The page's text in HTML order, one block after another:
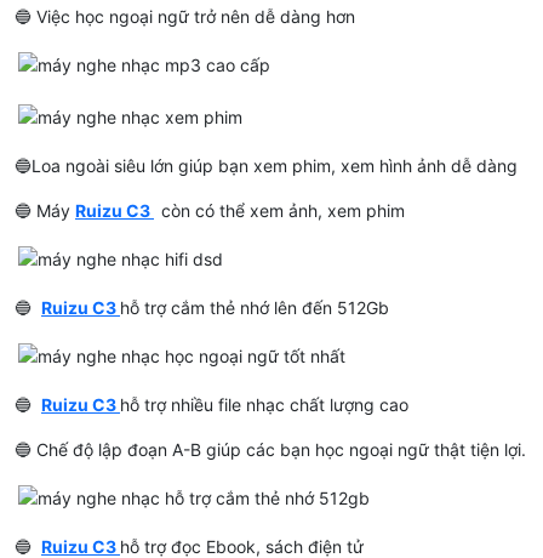
🔵 Việc học ngoại ngữ trở nên dễ dàng hơn
🔵Loa ngoài siêu lớn giúp bạn xem phim, xem hình ảnh dễ dàng
🔵 Máy Ruizu C3 còn có thể xem ảnh, xem phim
🔵 Ruizu C3 hỗ trợ cắm thẻ nhớ lên đến 512Gb
🔵 Ruizu C3 hỗ trợ nhiều file nhạc chất lượng cao
🔵 Chế độ lập đoạn A-B giúp các bạn học ngoại ngữ thật tiện lợi.
🔵 Ruizu C3 hỗ trợ đọc Ebook, sách điện tử